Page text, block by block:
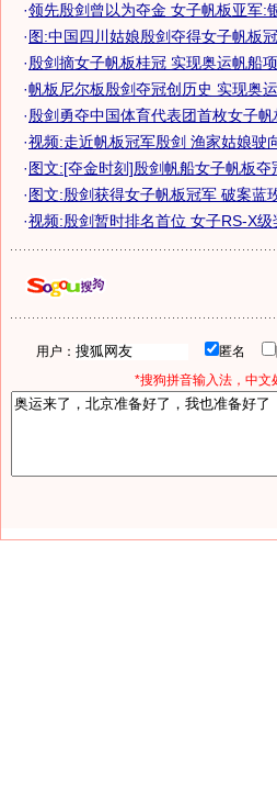
·领先殷剑曾以为夺金 女子帆板亚军:
·图:中国四川姑娘殷剑夺得女子帆板
·殷剑摘女子帆板桂冠 实现奥运帆船项
·帆板尼尔板殷剑夺冠创历史 实现奥运
·殷剑勇夺中国体育代表团首枚女子
·视频:走近帆板冠军殷剑 渔家姑娘驶
·图文:[夺金时刻]殷剑帆船女子帆板夺
·图文:殷剑获得女子帆板冠军 破案蓝
·视频:殷剑暂时排名首位 女子RS-X级
用户： 匿名
*搜狗拼音输入法，中文